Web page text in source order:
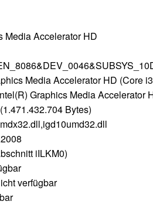
Accelerator HD
Media Accelerator HD (Core
Graphics Media Accelerator
Bytes)
iILKM0)
verfügbar